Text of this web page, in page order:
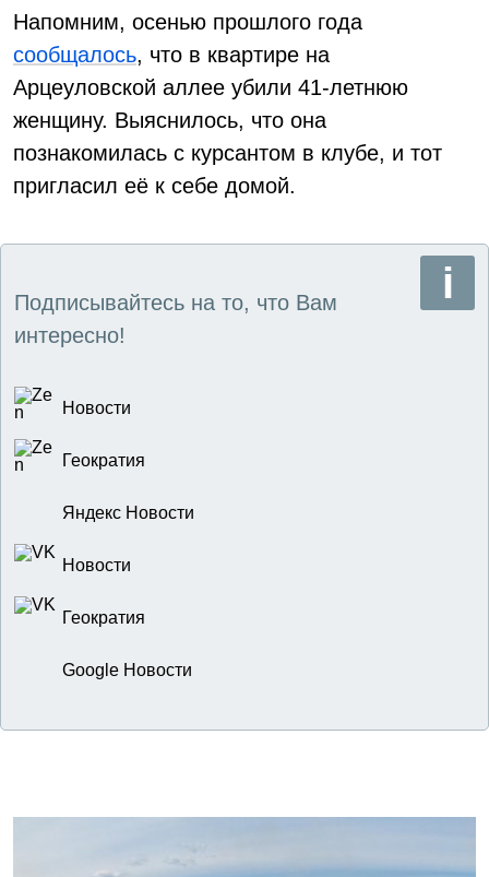
Напомним, осенью прошлого года
сообщалось, что в квартире на
Арцеуловской аллее убили 41-летнюю
женщину. Выяснилось, что она
познакомилась с курсантом в клубе, и тот
пригласил её к себе домой.
Подписывайтесь на то, что Вам
интересно!
Новости
Геократия
Яндекс Новости
Новости
Геократия
Google Новости